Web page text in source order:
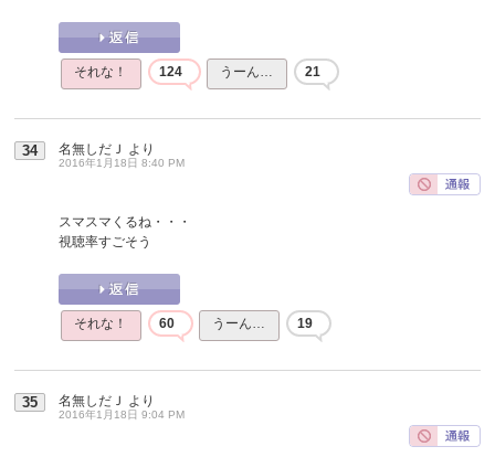
それな！ 124 うーん… 21
34 名無しだＪ より
2016年1月18日 8:40 PM
スマスマくるね・・・
視聴率すごそう
それな！ 60 うーん… 19
35 名無しだＪ より
2016年1月18日 9:04 PM